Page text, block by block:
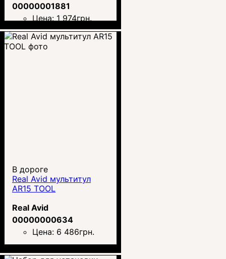
00000001881
Цена: 1 974грн.
В дороге
Real Avid мультитул
AR15 TOOL
Real Avid
00000000634
Цена: 6 486грн.